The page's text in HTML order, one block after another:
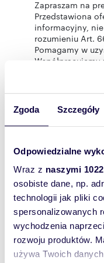
Zgoda Szczegóły
Odpowiedzialne
Wraz z naszymi
osobiste dane, np.
technologii jak pliki
spersonalizowanych
wychodzenia
rozwoju produktów.
używa Twoich
Zapraszam na
Przedstawiona
informacyjny,
rozumieniu Art.
Pomagamy w
Rozwiń opis
pokoi:
5
Powierzchni
a całkowita:
Lokalizacja:
Podobne